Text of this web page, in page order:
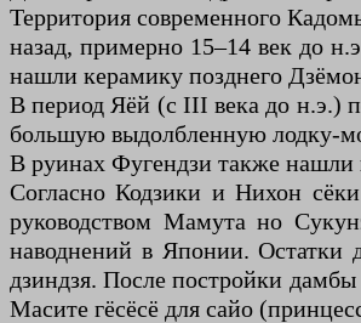
Территория современного
назад, примерно 15–14 век до
нашли керамику позднего
В период Яёй (с III века до н.э.)
большую выдолбленную лодку-
В руинах Фугендзи также нашли
Согласно Кодзики и Нихон
руководством Мамута но
наводнений в Японии. Остатки
дзиндзя. После постройки
Масите гёсёсё для сайо